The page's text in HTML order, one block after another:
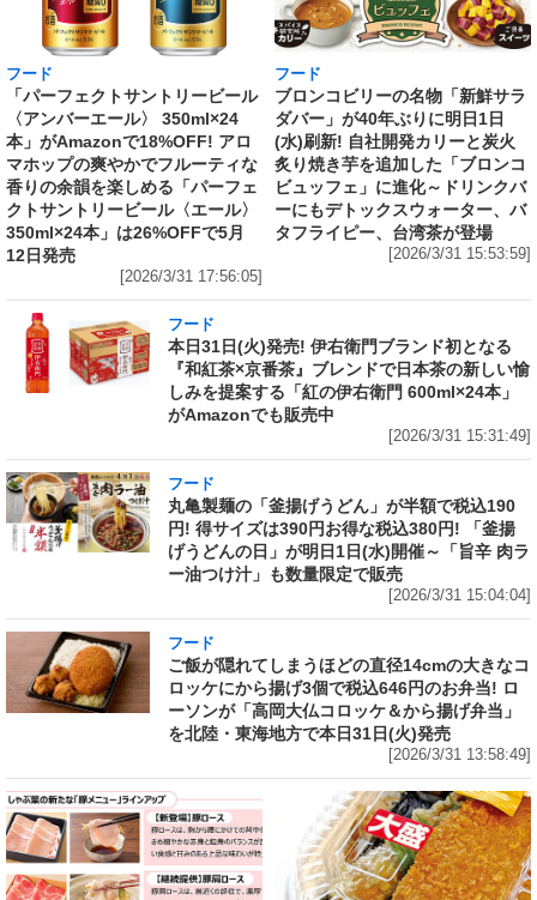
フード
「パーフェクトサントリービール
〈アンバーエール〉 350ml×24
本」がAmazonで18%OFF! アロ
マホップの爽やかでフルーティな
香りの余韻を楽しめる「パーフェ
クトサントリービール〈エール〉
350ml×24本」は26%OFFで5月
12日発売
[2026/3/31 17:56:05]
フード
ブロンコビリーの名物「新鮮サラ
ダバー」が40年ぶりに明日1日
(水)刷新! 自社開発カリーと炭火
炙り焼き芋を追加した「ブロンコ
ビュッフェ」に進化～ドリンクバ
ーにもデトックスウォーター、バ
タフライピー、台湾茶が登場
[2026/3/31 15:53:59]
フード
本日31日(火)発売! 伊右衛門ブランド初となる
『和紅茶×京番茶』ブレンドで日本茶の新しい愉
しみを提案する「紅の伊右衛門 600ml×24本」
がAmazonでも販売中
[2026/3/31 15:31:49]
フード
丸亀製麺の「釜揚げうどん」が半額で税込190
円! 得サイズは390円お得な税込380円! 「釜揚
げうどんの日」が明日1日(水)開催～「旨辛 肉ラ
ー油つけ汁」も数量限定で販売
[2026/3/31 15:04:04]
フード
ご飯が隠れてしまうほどの直径14cmの大きなコ
ロッケにから揚げ3個で税込646円のお弁当! ロ
ーソンが「高岡大仏コロッケ＆から揚げ弁当」
を北陸・東海地方で本日31日(火)発売
[2026/3/31 13:58:49]